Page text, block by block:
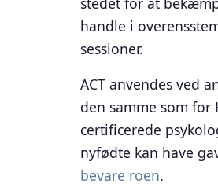
handle i
sessioner.
ACT anvendes ved
den samme som for
certificerede
nyfødte kan have
bevare roen.